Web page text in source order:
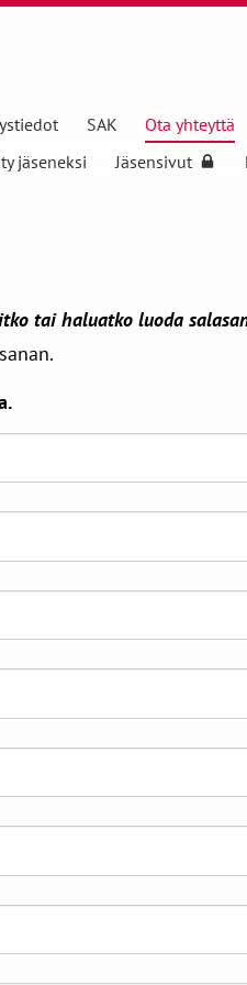
SAK Ota yhteyttä
jäseneksi Jäsensivut
tai haluatko luoda